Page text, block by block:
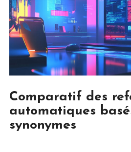
Comparatif des
automatiques
synonymes